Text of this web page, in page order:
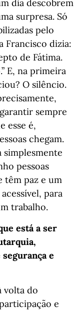
dia descobrem
surpresa. Só
pelo
Francisco dizia:
de Fátima.
E, na primeira
O silêncio.
sempre
esse é,
chegam.
simplesmente
pessoas
têm paz e um
para
trabalho.
está a ser
e
volta do
e